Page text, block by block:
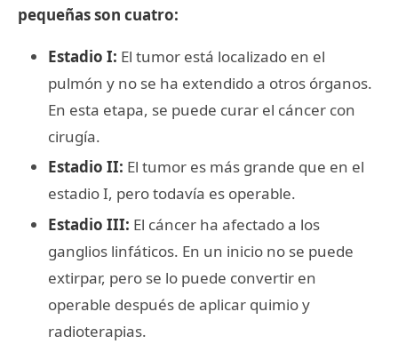
pequeñas son cuatro:
Estadio I: El tumor está localizado en el
pulmón y no se ha extendido a otros órganos.
En esta etapa, se puede curar el cáncer con
cirugía.
Estadio II: El tumor es más grande que en el
estadio I, pero todavía es operable.
Estadio III: El cáncer ha afectado a los
ganglios linfáticos. En un inicio no se puede
extirpar, pero se lo puede convertir en
operable después de aplicar quimio y
radioterapias.